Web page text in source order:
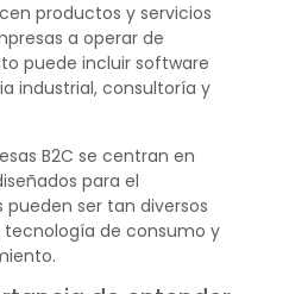
productos y servicios
a operar de
puede incluir software
industrial, consultoría y
B2C se centran en
para el
pueden ser tan diversos
de consumo y